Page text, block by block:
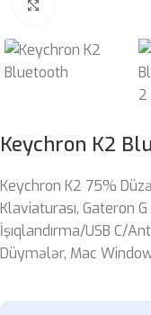
Keychron K2
Keychron K2 75%
Klaviaturası, Gateron
İşıqlandırma/USB C/
Düymələr, Mac